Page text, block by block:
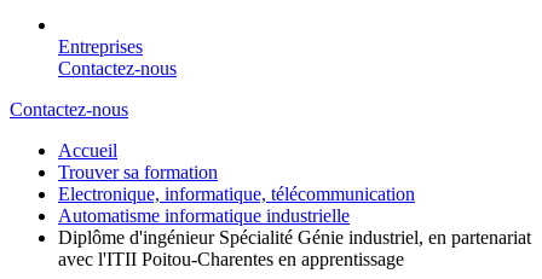
Entreprises
Contactez-nous
Contactez-nous
Accueil
Trouver sa formation
Electronique, informatique, télécommunication
Automatisme informatique industrielle
Diplôme d'ingénieur Spécialité Génie industriel, en partenariat
avec l'ITII Poitou-Charentes en apprentissage